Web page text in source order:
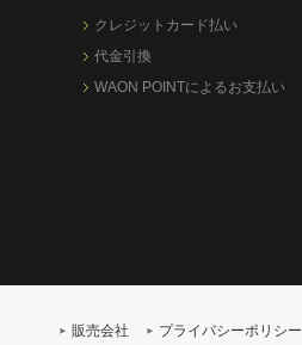
クレジットカード払い
代金引換
WAON POINTによるお支払い
販売会社 プライバシーポリシー